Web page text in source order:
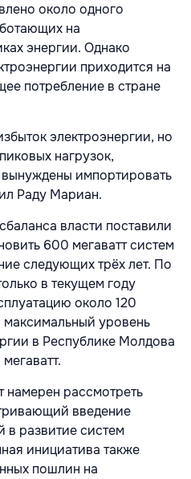
около одного
на
энергии. Однако
приходится на
потребление в стране
электроэнергии, но
нагрузок,
импортировать
Раду Мариан.
власти поставили
600 мегаватт систем
следующих трёх лет. По
в текущем году
около 120
максимальный уровень
в Республике Молдова
намерен рассмотреть
введение
в развитие систем
инициатива также
пошлин на